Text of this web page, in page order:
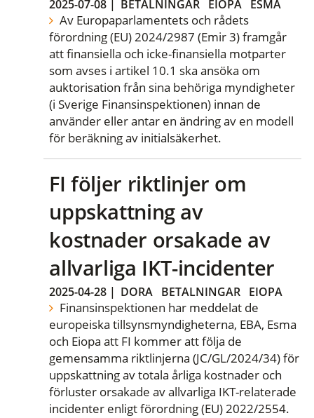
2025-07-08 BETALNINGAR EIOPA ESMA
Av Europaparlamentets och rådets
förordning (EU) 2024/2987 (Emir 3) framgår
att finansiella och icke-finansiella motparter
som avses i artikel 10.1 ska ansöka om
auktorisation från sina behöriga myndigheter
(i Sverige Finansinspektionen) innan de
använder eller antar en ändring av en modell
för beräkning av initialsäkerhet.
FI följer riktlinjer om
uppskattning av
kostnader orsakade av
allvarliga IKT-incidenter
2025-04-28 | DORA BETALNINGAR EIOPA
Finansinspektionen har meddelat de
europeiska tillsynsmyndigheterna, EBA, Esma
och Eiopa att FI kommer att följa de
gemensamma riktlinjerna (JC/GL/2024/34) för
uppskattning av totala årliga kostnader och
förluster orsakade av allvarliga IKT-relaterade
incidenter enligt förordning (EU) 2022/2554.